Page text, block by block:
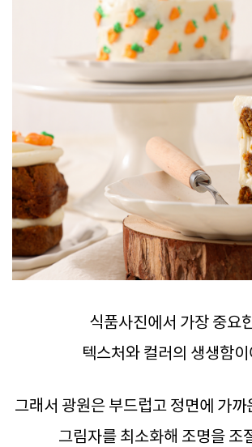
식품사진에서 가장 중요
텍스처와 컬러의 생생함
그래서 광원은 부드럽고 정면에 가
그림자를 최소화해 조명을 조